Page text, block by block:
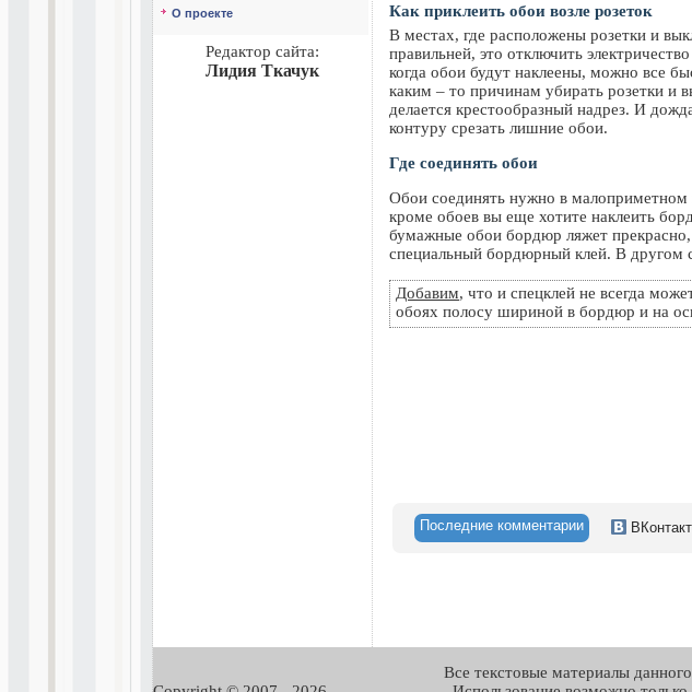
О проекте
Редактор сайта:
Лидия Ткачук
Как приклеить обои возле розеток
В местах, где расположены розетки и
правильней, это отключить
когда обои будут наклеены, можно все
каким – то причинам убирать розетки и
делается крестообразный надрез. И
контуру срезать лишние обои.
Где соединять обои
Обои соединять нужно в малоприметном
кроме обоев вы еще хотите наклеить
бумажные обои бордюр ляжет
специальный бордюрный клей. В другом
Добавим, что и спецклей не всегда
обоях полосу шириной в бордюр и на
Последние комментарии
Все текстовые материалы